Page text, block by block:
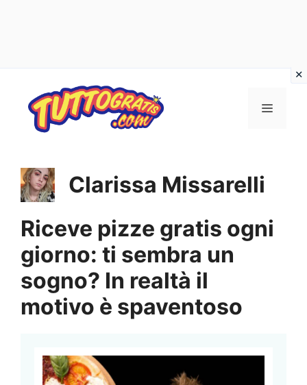
contenuto
Menu
Clarissa Missarelli
Riceve pizze gratis ogni
giorno: ti sembra un
sogno? In realtà il
motivo è spaventoso